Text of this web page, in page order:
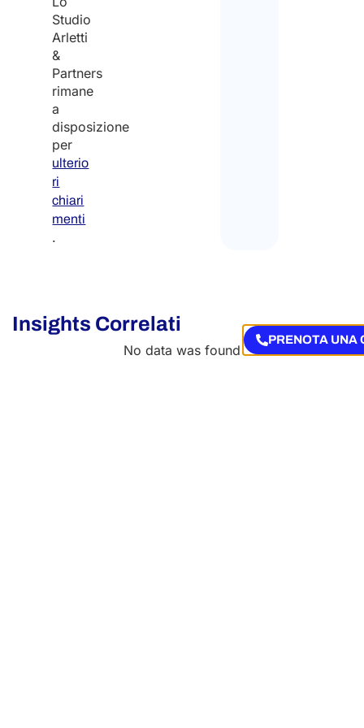
Studio
Arletti
&
Partners
rimane
a
disposizione
per
ulterio
ri
chiari
menti
.
Insights Correlati
No data was found
News Correlate
PRENOTA UNA